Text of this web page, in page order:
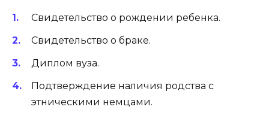
Свидетельство о рождении ребенка.
Свидетельство о браке.
Диплом вуза.
Подтверждение наличия родства с
этническими немцами.